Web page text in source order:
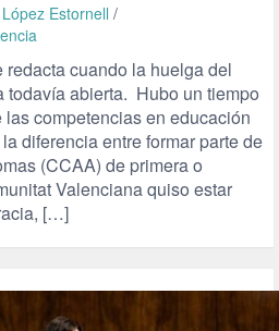
Estornell /
redacta cuando la huelga del
todavía abierta. Hubo un tiempo
competencias en educación
diferencia entre formar parte de
(CCAA) de primera o
Valenciana quiso estar
[…]